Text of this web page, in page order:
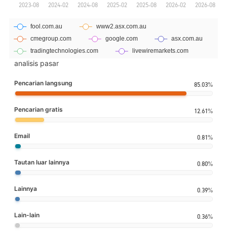
analisis pasar
Pencarian langsung 85.03%
Pencarian gratis 12.61%
Email 0.81%
Tautan luar lainnya 0.80%
Lainnya 0.39%
Lain-lain 0.36%